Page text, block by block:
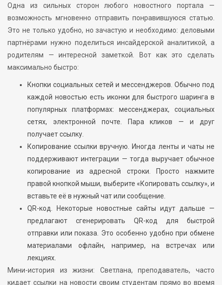
Одна из сильных сторон любого новостного портала —
возможность мгновенно отправить понравившуюся статью.
Это не только удобно, но зачастую и необходимо: деловыми
партнёрами нужно поделиться инсайдерской аналитикой, а
родителям — интересной заметкой. Вот как это сделать
максимально быстро:
Кнопки социальных сетей и мессенджеров. Обычно под
каждой новостью есть иконки для быстрого шаринга в
популярных платформах: мессенджерах, социальных
сетях, электронной почте. Пара кликов — и друг
получает ссылку.
Копирование ссылки вручную. Иногда ленты и чаты не
поддерживают интеграции — тогда выручает обычное
копирование из адресной строки. Просто нажмите
правой кнопкой мыши, выберите «Копировать ссылку», и
вставьте её в нужный чат или сообщение.
QR-код. Некоторые новостные сайты идут дальше —
предлагают сгенерировать QR-код для быстрой
отправки или показа. Это особенно удобно при обмене
материалами офлайн, например, на встречах или
лекциях.
Мини-история из жизни: Светлана, преподаватель, часто
кидает ссылки на новости своим студентам прямо во время